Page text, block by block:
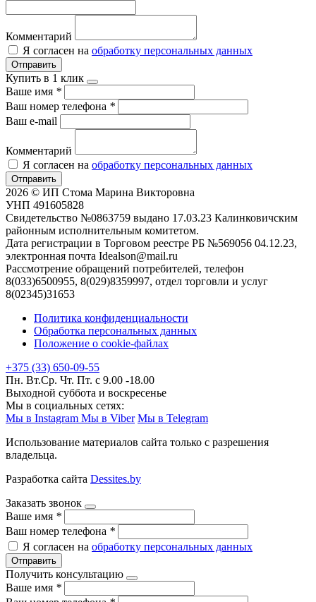
Комментарий
Я согласен на обработку персональных данных
Отправить
Купить в 1 клик
Ваше имя *
Ваш номер телефона *
Ваш e-mail
Комментарий
Я согласен на обработку персональных данных
Отправить
2026 © ИП Стома Марина Викторовна
УНП 491605828
Свидетельство №0863759 выдано 17.03.23 Калинковичским
районным исполнительным комитетом.
Дата регистрации в Торговом реестре РБ №569056 04.12.23,
электронная почта Idealson@mail.ru
Рассмотрение обращений потребителей, телефон
8(033)6500955, 8(029)8359997, отдел торговли и услуг
8(02345)31653
Политика конфиденциальности
Обработка персональных данных
Положение о cookie-файлах
+375 (33) 650-09-55
Пн. Вт.Ср. Чт. Пт. с 9.00 -18.00
Выходной суббота и воскресенье
Мы в социальных сетях:
Мы в Instagram Мы в Viber Мы в Telegram
Использование материалов сайта только с разрешения
владельца.
Разработка сайта Dessites.by
Заказать звонок
Ваше имя *
Ваш номер телефона *
Я согласен на обработку персональных данных
Отправить
Получить консультацию
Ваше имя *